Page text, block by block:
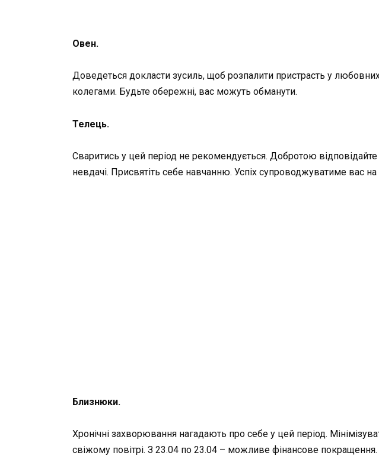
Овен.
Доведеться докласти зусиль, щоб розпалити пристрасть у
колегами. Будьте обережні, вас можуть обманути.
Телець.
Сваритись у цей період не рекомендується. Добротою
невдачі. Присвятіть себе навчанню. Успіх супроводжуватиме вас
Близнюки.
Хронічні захворювання нагадають про себе у цей період.
свіжому повітрі. З 23.04 по 23.04 – можливе фінансове покращення.